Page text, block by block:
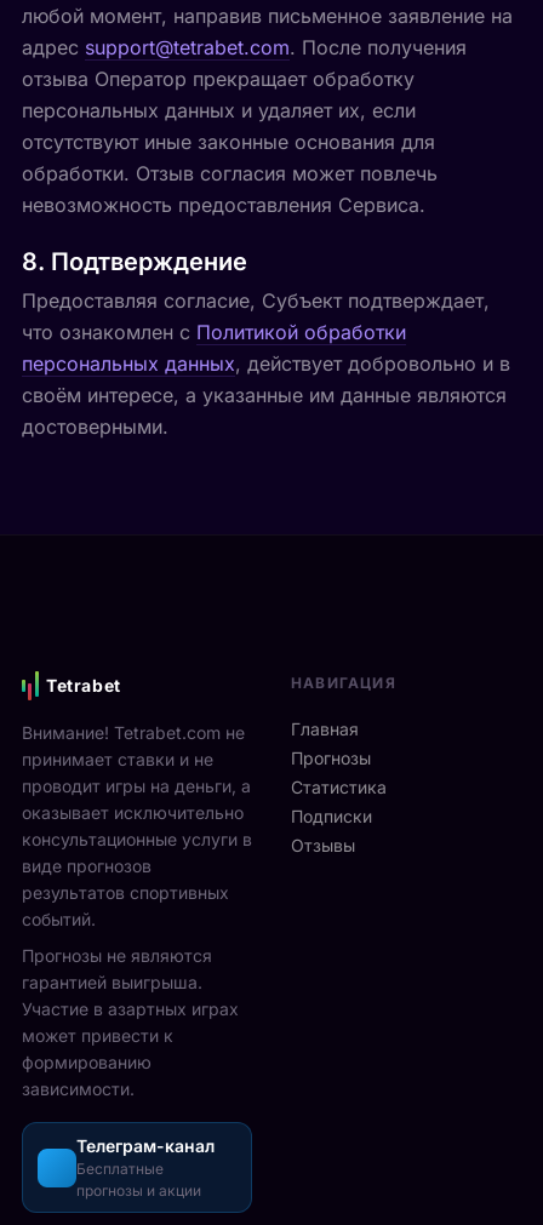
любой момент, направив письменное заявление на
адрес support@tetrabet.com. После получения
отзыва Оператор прекращает обработку
персональных данных и удаляет их, если
отсутствуют иные законные основания для
обработки. Отзыв согласия может повлечь
невозможность предоставления Сервиса.
8. Подтверждение
Предоставляя согласие, Субъект подтверждает,
что ознакомлен с Политикой обработки
персональных данных, действует добровольно и в
своём интересе, а указанные им данные являются
достоверными.
Tetrabet
Внимание! Tetrabet.com не
принимает ставки и не
проводит игры на деньги, а
оказывает исключительно
консультационные услуги в
виде прогнозов
результатов спортивных
событий.
Прогнозы не являются
гарантией выигрыша.
Участие в азартных играх
может привести к
формированию
зависимости.
Телеграм-канал
Бесплатные
прогнозы и акции
НАВИГАЦИЯ
Главная
Прогнозы
Статистика
Подписки
Отзывы